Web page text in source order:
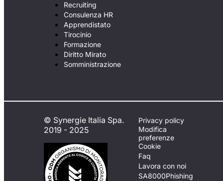
Recruiting
Consulenza HR
Apprendistato
Tirocinio
Formazione
Diritto Mirato
Somministrazione
© Synergie Italia Spa.
2019 - 2025
Privacy policy
Modifica
preferenze
Cookie
Faq
Lavora con noi
SA8000Phishing